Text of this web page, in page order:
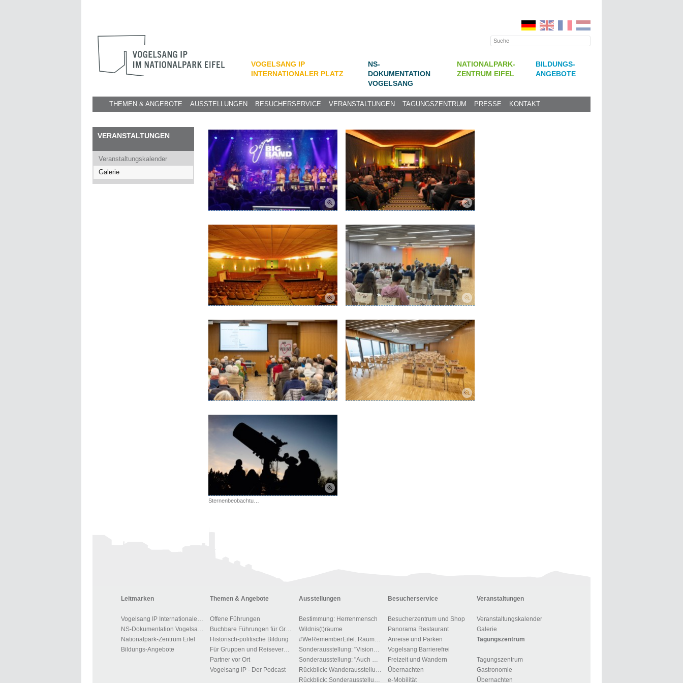
VOGELSANG IP
INTERNATIONALER PLATZ
NS-
DOKUMENTATION
VOGELSANG
NATIONALPARK-
ZENTRUM EIFEL
BILDUNGS-
ANGEBOTE
THEMEN & ANGEBOTE AUSSTELLUNGEN BESUCHERSERVICE VERANSTALTUNGEN TAGUNGSZENTRUM PRESSE KONTAKT
VERANSTALTUNGEN
Veranstaltungskalender
Galerie
Leitmarken
Vogelsang IP Internationaler Platz
NS-Dokumentation Vogelsang
Nationalpark-Zentrum Eifel
Bildungs-Angebote
Themen & Angebote
Offene Führungen
Buchbare Führungen für Gruppen
Historisch-politische Bildung
Für Gruppen und Reiseveranstalter
Partner vor Ort
Vogelsang IP - Der Podcast
Ausstellungen
Bestimmung: Herrenmensch
Wildnis(t)räume
#WeRememberEifel. Raum der Stille und des Gedenkens.
Sonderausstellung: "Visionen der Macht"
Sonderausstellung: "Auch Du gehörst dem Führer"!?
Rückblick: Wanderausstellung: „Menschen, Bilder, Orte – 1700 Jahre jüdisches Leben in Deutschland“
Rückblick: Sonderausstellung "Zwangsarbeit im Kreis Euskirchen"
Besucherservice
Besucherzentrum und Shop
Panorama Restaurant
Anreise und Parken
Vogelsang Barrierefrei
Freizeit und Wandern
Übernachten
e-Mobilität
Veranstaltungen
Veranstaltungskalender
Galerie
Tagungszentrum
Tagungszentrum
Gastronomie
Übernachten